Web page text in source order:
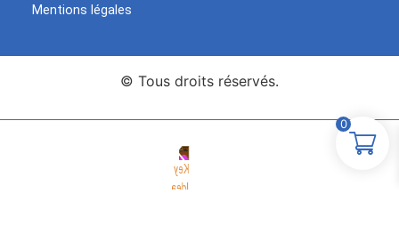
Mentions légales
© Tous droits réservés.
0